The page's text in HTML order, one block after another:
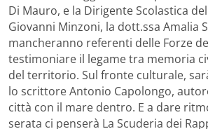
Di Mauro, e la Dirigente Scolastica
Giovanni Minzoni, la dott.ssa Amalia
mancheranno referenti delle Forze
testimoniare il legame tra memoria
del territorio. Sul fronte culturale,
lo scrittore Antonio Capolongo,
città con il mare dentro. E a dare
serata ci penserà La Scuderia dei